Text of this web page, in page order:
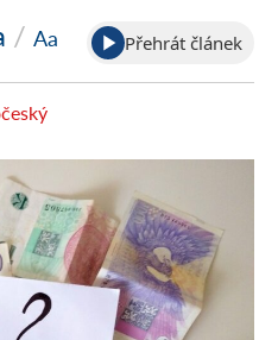
/ Aa Přehrát článek